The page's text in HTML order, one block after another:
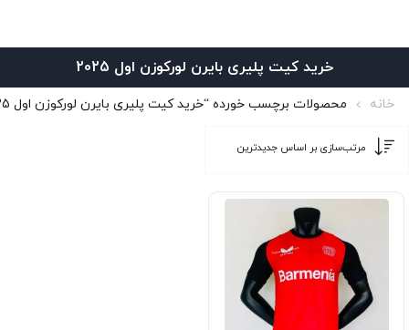
خرید کیت پلیری بایرن لورکوزن اول 2025
خانه محصولات برچسب خورده “خرید کیت پلیری بایرن لورکوزن اول 2025”